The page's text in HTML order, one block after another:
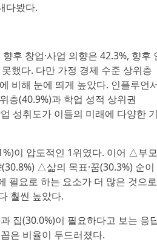
다봤다.
후 창업·사업 의향은 42.3%, 향후
했다. 다만 가정 경제 수준 상위층
비해 눈에 띄게 높았다. 인플루언
층(40.9%)과 학업 성적 상위권
성취도가 이들의 미래에 다양한 기
이 압도적인 1위였다. 이어 △부모
△삶의 목표·꿈(30.3%) 순이
필요로 하는 요소가 더 많은 것으로
훨씬 높았다.
집(30.0%)이 필요하다고 보는 응
은 비율이 두드러졌다.